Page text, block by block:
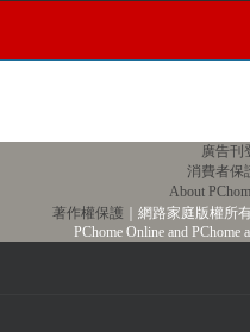
廣告刊
消費者保
About
著作權保護 ｜網路家庭版權所
PChome Online and PChome